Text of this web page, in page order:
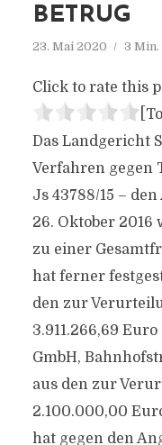
ETRUG
23. Mai 2020 3 Min.
Click to rate this
Das Landgericht
Verfahren gegen
Js 43788/15 –
26. Oktober 2016
zu einer
hat ferner
den zur
3.911.266,69
GmbH,
aus den zur
2.100.000,00
hat gegen den